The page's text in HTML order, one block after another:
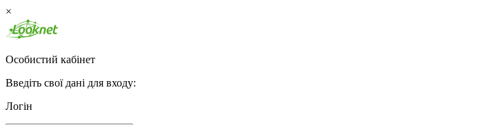
×
Особистий кабінет
Введіть свої дані для входу:
Логін